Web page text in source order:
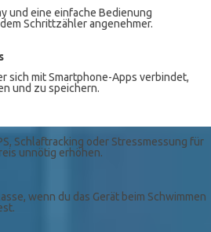
und eine einfache Bedienung
Schrittzähler angenehmer.
sich mit Smartphone-Apps verbindet,
und zu speichern.
Schlaftracking oder Stressmessung für
unnötig erhöhen.
wenn du das Gerät beim Schwimmen